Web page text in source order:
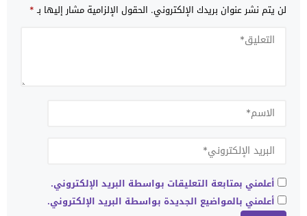
لن يتم نشر عنوان بريدك الإلكتروني. الحقول الإلزامية مشار إليها بـ*
أعلمني بمتابعة التعليقات بواسطة البريد الإلكتروني.
أعلمني بالمواضيع الجديدة بواسطة البريد الإلكتروني.